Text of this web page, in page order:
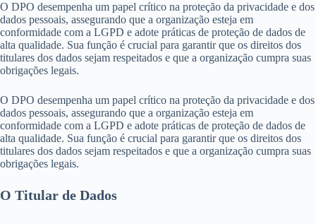
O DPO desempenha um papel crítico na proteção da privacidade e dos
dados pessoais, assegurando que a organização esteja em
conformidade com a LGPD e adote práticas de proteção de dados de
alta qualidade. Sua função é crucial para garantir que os direitos dos
titulares dos dados sejam respeitados e que a organização cumpra suas
obrigações legais.
O DPO desempenha um papel crítico na proteção da privacidade e dos
dados pessoais, assegurando que a organização esteja em
conformidade com a LGPD e adote práticas de proteção de dados de
alta qualidade. Sua função é crucial para garantir que os direitos dos
titulares dos dados sejam respeitados e que a organização cumpra suas
obrigações legais.
O Titular de Dados